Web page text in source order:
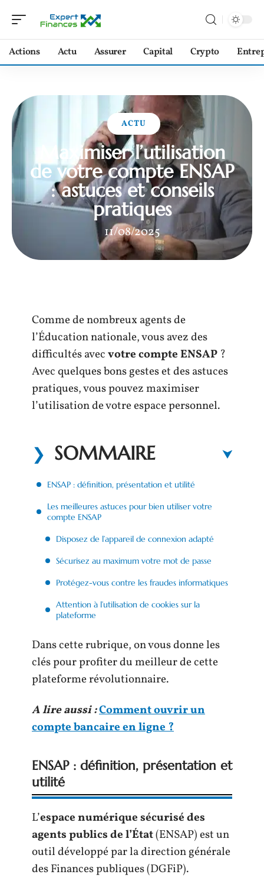
Actions Actu Assurer Capital Crypto
ACTU
Maximiser l’utilisation
de votre compte ENSAP
: astuces et conseils
pratiques
11/08/2025
Comme de nombreux agents de
l’Éducation nationale, vous avez des
difficultés avecvotre compteENSAP ?
Avec quelques bons gestes et des astuces
pratiques, vous pouvez maximiser
l’utilisation de votre espace personnel.
SOMMAIRE
ENSAP : définition, présentation et utilité
Les meilleures astuces pour bien utiliser votre
compte ENSAP
Disposez de l’appareil de connexion adapté
Sécurisez au maximum votre mot de passe
Protégez-vous contre les fraudes informatiques
Attention à l’utilisation de cookies sur la
plateforme
Dans cette rubrique, on vous donne les
clés pour profiter du meilleur de cette
plateforme révolutionnaire.
A lire aussi :Comment ouvrir un
compte bancaire en ligne ?
ENSAP : définition, présentation et
utilité
L’espace numérique sécurisé des
agents publics de l’État(ENSAP) est un
outil développé par la direction générale
des Finances publiques (DGFiP).